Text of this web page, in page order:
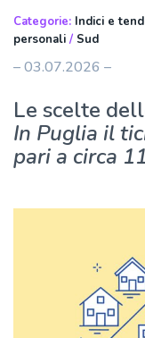
Categorie: Indici e
personali / Sud
– 03.07.2026 –
Le scelte
In Puglia il
pari a circa